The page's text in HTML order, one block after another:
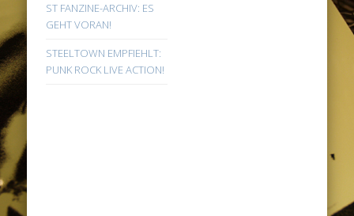
ST FANZINE-ARCHIV: ES
GEHT VORAN!
STEELTOWN EMPFIEHLT:
PUNK ROCK LIVE ACTION!